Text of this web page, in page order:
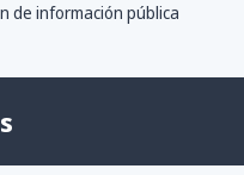
de información pública